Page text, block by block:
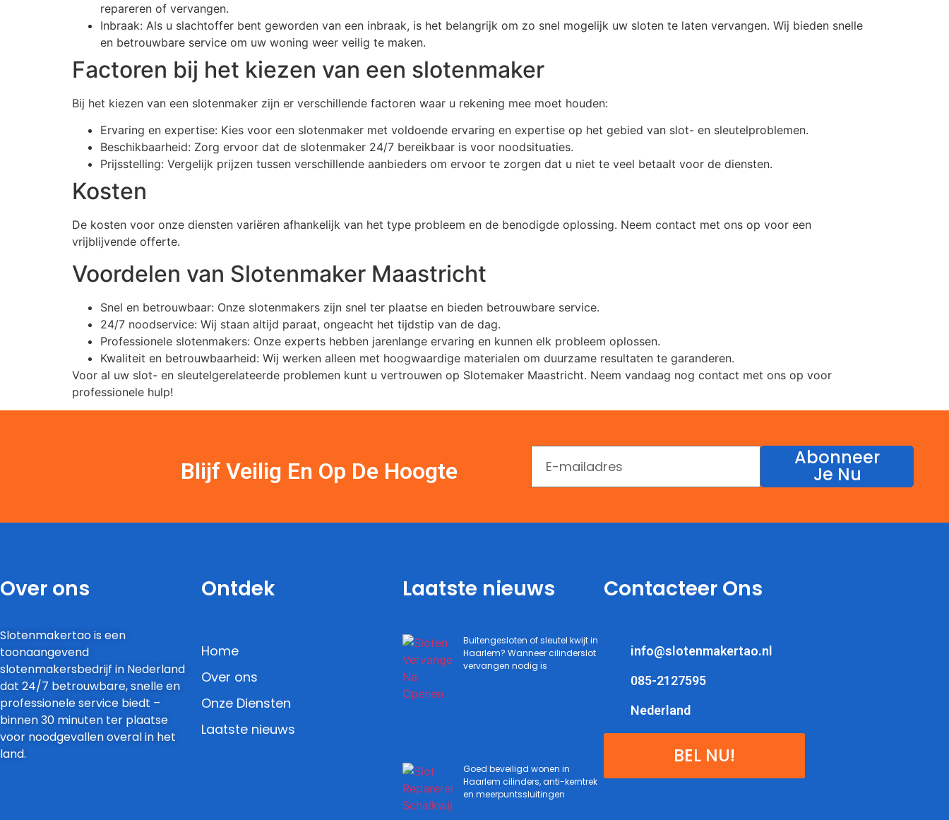
repareren of vervangen.
Inbraak: Als u slachtoffer bent geworden van een inbraak, is het belangrijk om zo snel mogelijk uw sloten te laten vervangen. Wij bieden snelle
en betrouwbare service om uw woning weer veilig te maken.
Factoren bij het kiezen van een slotenmaker
Bij het kiezen van een slotenmaker zijn er verschillende factoren waar u rekening mee moet houden:
Ervaring en expertise: Kies voor een slotenmaker met voldoende ervaring en expertise op het gebied van slot- en sleutelproblemen.
Beschikbaarheid: Zorg ervoor dat de slotenmaker 24/7 bereikbaar is voor noodsituaties.
Prijsstelling: Vergelijk prijzen tussen verschillende aanbieders om ervoor te zorgen dat u niet te veel betaalt voor de diensten.
Kosten
De kosten voor onze diensten variëren afhankelijk van het type probleem en de benodigde oplossing. Neem contact met ons op voor een
vrijblijvende offerte.
Voordelen van Slotenmaker Maastricht
Snel en betrouwbaar: Onze slotenmakers zijn snel ter plaatse en bieden betrouwbare service.
24/7 noodservice: Wij staan altijd paraat, ongeacht het tijdstip van de dag.
Professionele slotenmakers: Onze experts hebben jarenlange ervaring en kunnen elk probleem oplossen.
Kwaliteit en betrouwbaarheid: Wij werken alleen met hoogwaardige materialen om duurzame resultaten te garanderen.
Voor al uw slot- en sleutelgerelateerde problemen kunt u vertrouwen op Slotemaker Maastricht. Neem vandaag nog contact met ons op voor
professionele hulp!
Blijf Veilig En Op De Hoogte Abonneer
Je Nu
Over ons
Slotenmakertao is een
toonaangevend
slotenmakersbedrijf in Nederland
dat 24/7 betrouwbare, snelle en
professionele service biedt –
binnen 30 minuten ter plaatse
voor noodgevallen overal in het
land.
Ontdek
Home
Over ons
Onze Diensten
Laatste nieuws
Laatste nieuws
Buitengesloten of sleutel kwijt in
Haarlem? Wanneer cilinderslot
vervangen nodig is
Goed beveiligd wonen in
Haarlem cilinders, anti-kerntrek
en meerpuntssluitingen
Contacteer Ons
info@slotenmakertao.nl
085-2127595
Nederland
BEL NU!